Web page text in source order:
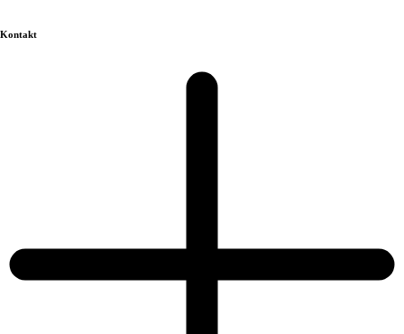
Kontakt